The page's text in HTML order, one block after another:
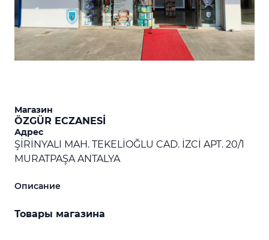
Магазин
ÖZGÜR ECZANESİ
Адрес
ŞİRİNYALI MAH. TEKELİOĞLU CAD. İZCİ APT. 20/1
MURATPAŞA ANTALYA
Описание
Товары магазина